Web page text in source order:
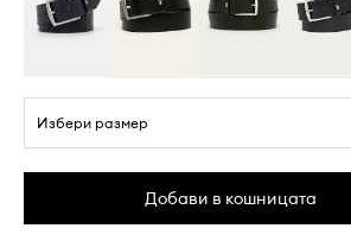
Избери размер
Добави в кошницата